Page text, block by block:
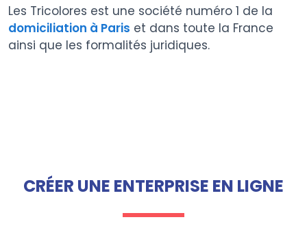
Les Tricolores est une société numéro 1 de la
domiciliation à Paris et dans toute la France
ainsi que les formalités juridiques.
CRÉER UNE ENTERPRISE EN LIGNE